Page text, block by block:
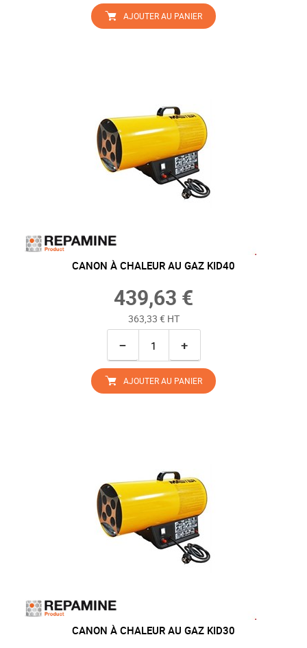
AJOUTER AU PANIER
CANON À CHALEUR AU GAZ KID40
439,63 €
363,33 € HT
− +
AJOUTER AU PANIER
CANON À CHALEUR AU GAZ KID30